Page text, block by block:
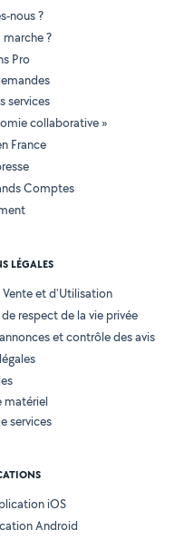
nous ?
?
Pro
services
collaborative »
France
Comptes
LÉGALES
et d'Utilisation
respect de la vie privée
et contrôle des avis
matériel
services
iOS
Android